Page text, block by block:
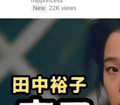
姑は号泣した……。
New 22K views